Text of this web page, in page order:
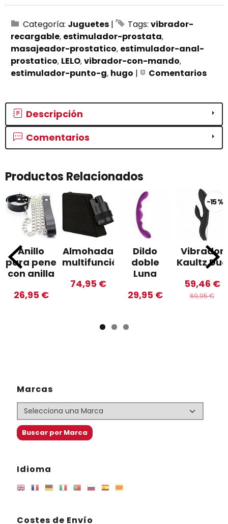
Marcas
Idioma
Costes de Envío
Categoría: Juguetes | Tags: vibrador-
recargable estimulador-prostata
masajeador-prostatico estimulador-anal-
prostatico LELO vibrador-con-mando
estimulador-punto-g hugo | Comentarios
Descripción
Comentarios
Productos Relacionados
Anillo
para pene
con anilla
26,95 €
Almohada
multifunción
74,95 €
Dildo
doble
Luna
29,95 €
-15 %
Vibrador
Kaultz Duo
59,46 €
69,95 €